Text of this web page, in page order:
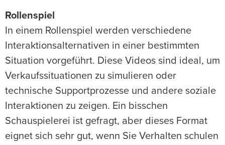
Rollenspiel
In einem Rollenspiel werden verschiedene
Interaktionsalternativen in einer bestimmten
Situation vorgeführt. Diese Videos sind ideal, um
Verkaufssituationen zu simulieren oder
technische Supportprozesse und andere soziale
Interaktionen zu zeigen. Ein bisschen
Schauspielerei ist gefragt, aber dieses Format
eignet sich sehr gut, wenn Sie Verhalten schulen